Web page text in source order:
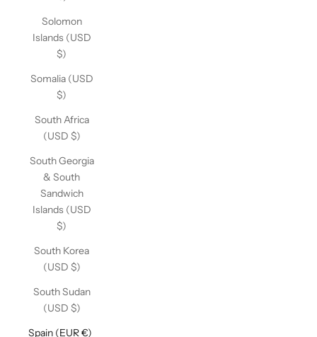
Solomon
Islands (USD
$)
Somalia (USD
$)
South Africa
(USD $)
South Georgia
& South
Sandwich
Islands (USD
$)
South Korea
(USD $)
South Sudan
(USD $)
Spain (EUR €)